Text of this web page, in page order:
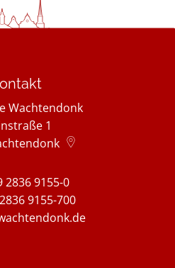
Wachtendonk
1
2836 9155-0
9155-700